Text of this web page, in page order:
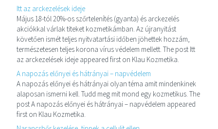
Itt az arckezelések ideje
Május 18-tól 20%-os szőrtelenítés (gyanta) és arckezelés
akciókkal várlak titeket kozmetikámban. Az újranyitást
követően ismét teljes nyitvatartási időben jöhettek hozzám,
természetesen teljes korona vírus védelem mellett. The post Itt
az arckezelések ideje appeared first on Klau Kozmetika.
A napozás előnyei és hátrányai – napvédelem
A napozás előnyei és hátrányai olyan téma amit mindenkinek
alaposan ismerni kell. Tudd meg mit mond egy kozmetikus. The
post A napozás előnyei és hátrányai – napvédelem appeared
first on Klau Kozmetika.